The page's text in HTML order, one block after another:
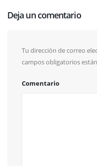
Deja un comentario
Tu dirección de correo
campos obligatorios
Comentario